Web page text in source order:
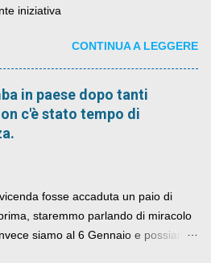
iniziativa
CONTINUA A LEGGERE
in paese dopo tanti
c'è stato tempo di
fosse accaduta un paio di
staremmo parlando di miracolo
siamo al 6 Gennaio e possiamo